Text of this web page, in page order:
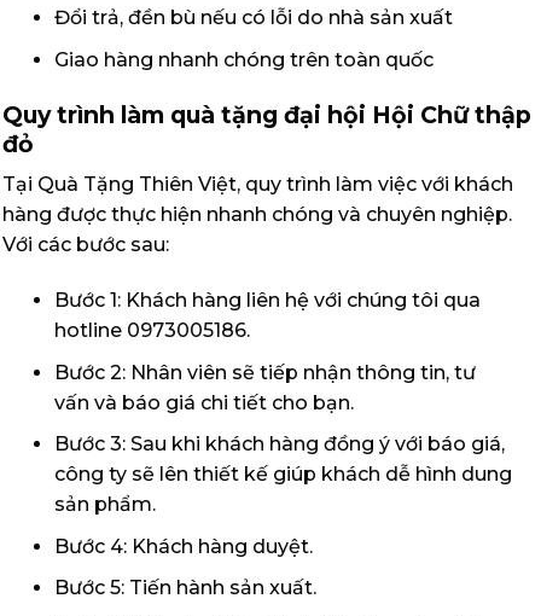
Đổi trả, đền bù nếu có lỗi do nhà sản xuất
Giao hàng nhanh chóng trên toàn quốc
Quy trình làm quà tặng đại hội Hội Chữ thập
đỏ
Tại Quà Tặng Thiên Việt, quy trình làm việc với khách
hàng được thực hiện nhanh chóng và chuyên nghiệp.
Với các bước sau:
Bước 1: Khách hàng liên hệ với chúng tôi qua
hotline 0973005186.
Bước 2: Nhân viên sẽ tiếp nhận thông tin, tư
vấn và báo giá chi tiết cho bạn.
Bước 3: Sau khi khách hàng đồng ý với báo giá,
công ty sẽ lên thiết kế giúp khách dễ hình dung
sản phẩm.
Bước 4: Khách hàng duyệt.
Bước 5: Tiến hành sản xuất.